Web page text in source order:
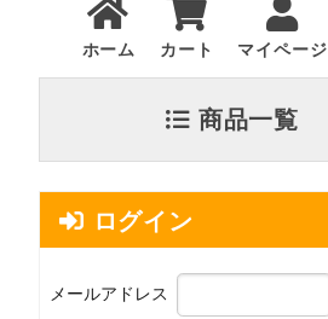
ホーム カート マイページ
商品一覧
ログイン
メールアドレス